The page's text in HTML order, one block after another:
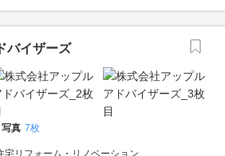
バイザーズ
写真 7枚
宅リフォーム・リノベーション